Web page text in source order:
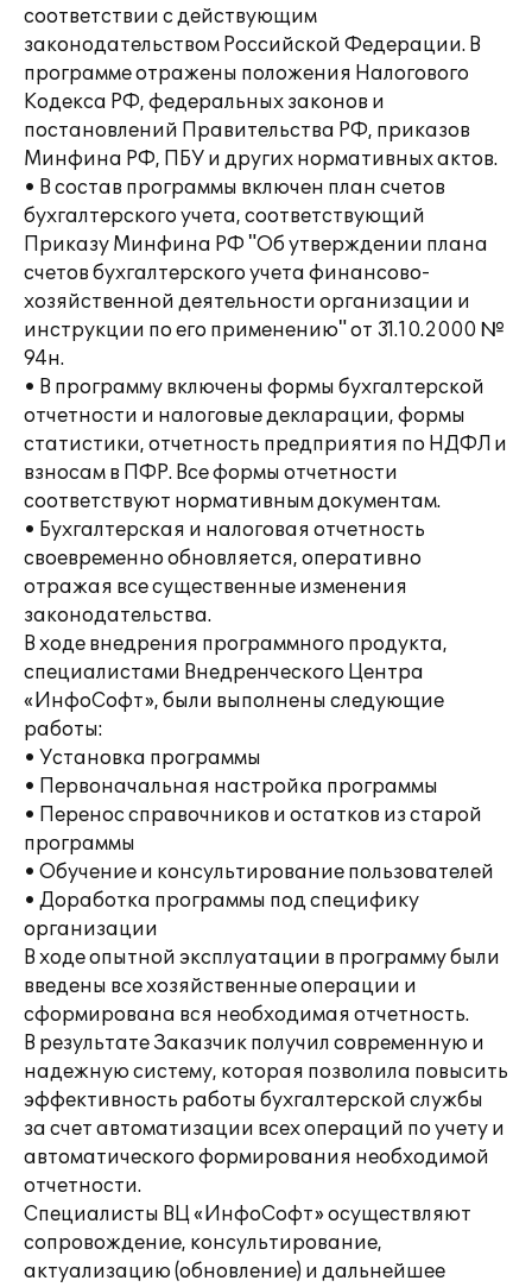
соответствии с действующим
законодательством Российской Федерации. В
программе отражены положения Налогового
Кодекса РФ, федеральных законов и
постановлений Правительства РФ, приказов
Минфина РФ, ПБУ и других нормативных актов.
• В состав программы включен план счетов
бухгалтерского учета, соответствующий
Приказу Минфина РФ "Об утверждении плана
счетов бухгалтерского учета финансово-
хозяйственной деятельности организации и
инструкции по его применению" от 31.10.2000 №
94н.
• В программу включены формы бухгалтерской
отчетности и налоговые декларации, формы
статистики, отчетность предприятия по НДФЛ и
взносам в ПФР. Все формы отчетности
соответствуют нормативным документам.
• Бухгалтерская и налоговая отчетность
своевременно обновляется, оперативно
отражая все существенные изменения
законодательства.
В ходе внедрения программного продукта,
специалистами Внедренческого Центра
«ИнфоСофт», были выполнены следующие
работы:
• Установка программы
• Первоначальная настройка программы
• Перенос справочников и остатков из старой
программы
• Обучение и консультирование пользователей
• Доработка программы под специфику
организации
В ходе опытной эксплуатации в программу были
введены все хозяйственные операции и
сформирована вся необходимая отчетность.
В результате Заказчик получил современную и
надежную систему, которая позволила повысить
эффективность работы бухгалтерской службы
за счет автоматизации всех операций по учету и
автоматического формирования необходимой
отчетности.
Специалисты ВЦ «ИнфоСофт» осуществляют
сопровождение, консультирование,
актуализацию (обновление) и дальнейшее